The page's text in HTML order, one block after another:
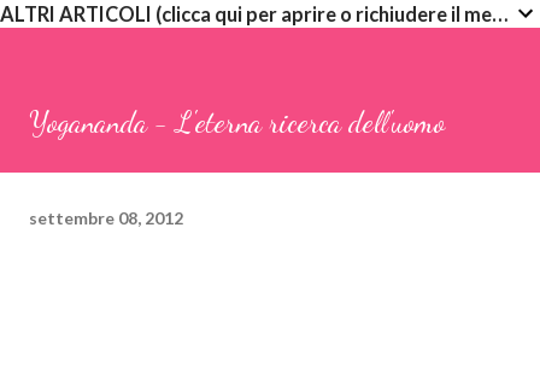
ALTRI ARTICOLI (clicca qui per aprire o richiudere il menù a discesa)
Yogananda - L'eterna ricerca dell'uomo
settembre 08, 2012